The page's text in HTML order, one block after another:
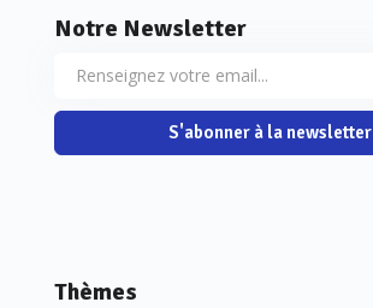
Notre Newsletter
S'abonner à la newsletter
Thèmes